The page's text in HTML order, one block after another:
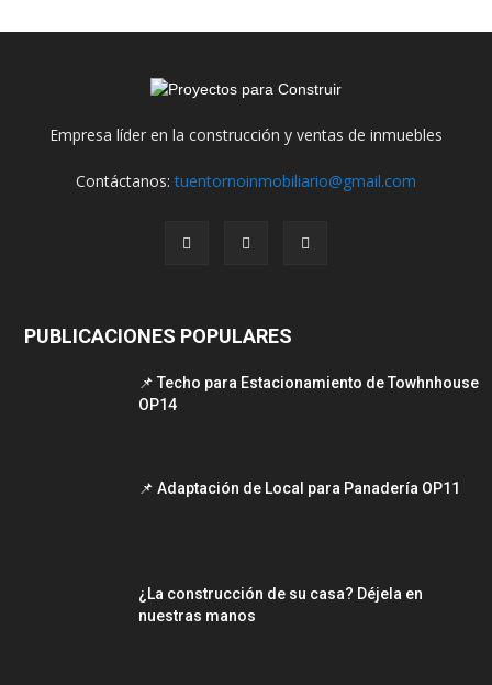
Empresa líder en la construcción y ventas de inmuebles
Contáctanos:tuentornoinmobiliario@gmail.com
PUBLICACIONES POPULARES
📌 Techo para Estacionamiento de Towhnhouse
OP14
📌 Adaptación de Local para Panadería OP11
¿La construcción de su casa? Déjela en
nuestras manos